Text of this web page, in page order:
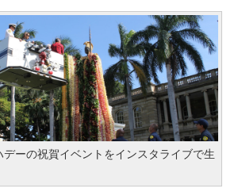
デーの祝賀イベントをインスタライブで生